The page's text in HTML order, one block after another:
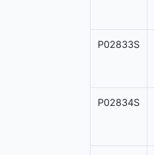
P02833S
P02834S